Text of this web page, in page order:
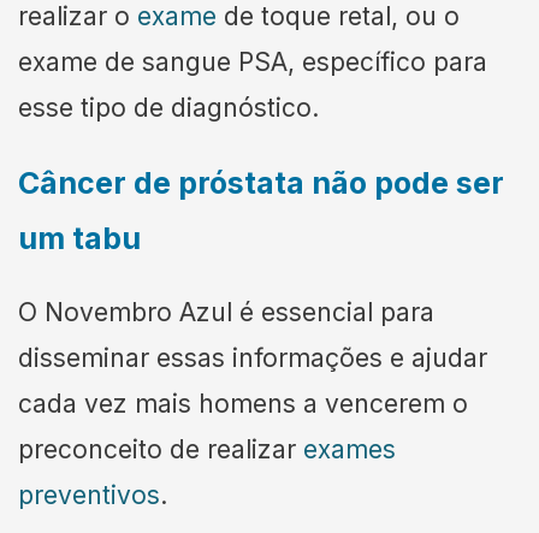
realizar o exame de toque retal, ou o
exame de sangue PSA, específico para
esse tipo de diagnóstico.
Câncer de próstata não pode ser
um tabu
O Novembro Azul é essencial para
disseminar essas informações e ajudar
cada vez mais homens a vencerem o
preconceito de realizar exames
preventivos.